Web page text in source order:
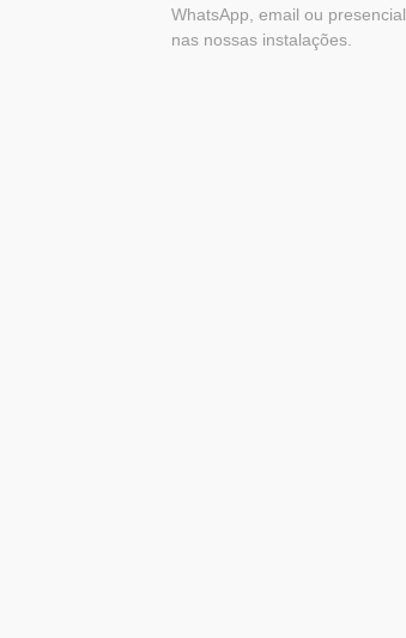
WhatsApp, email ou presencial
nas nossas instalações.